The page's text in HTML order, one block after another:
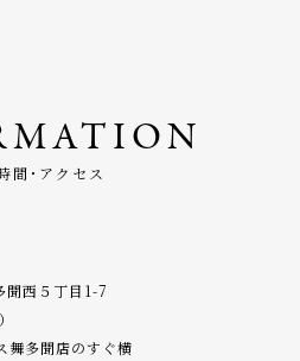
間･アクセス
西５丁目1-7
舞多聞店のすぐ横